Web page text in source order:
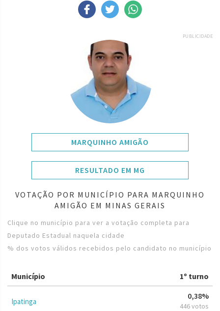
PUBLICIDADE
MARQUINHO AMIGÃO
RESULTADO EM MG
VOTAÇÃO POR MUNICÍPIO PARA MARQUINHO
AMIGÃO EM MINAS GERAIS
Clique no município para ver a votação completa para
Deputado Estadual naquela cidade
% dos votos válidos recebidos pelo candidato no município
Município 1º turno
Ipatinga
0,38%
446 votos